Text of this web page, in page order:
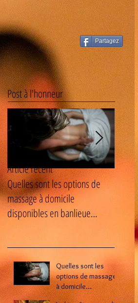
Partagez
Post à l'honneur
Article récent
Quelles sont les options de
massage à domicile
disponibles en banlieue
Le
Quelles sont les
options de massage
à domicile
disponibles en